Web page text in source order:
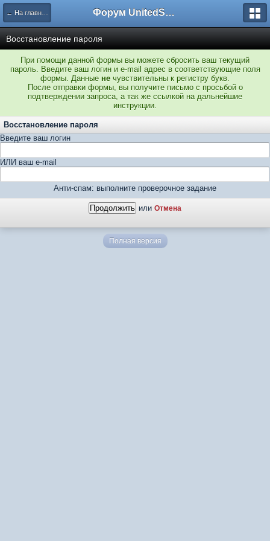
← На главную Форум UnitedSouth
Восстановление пароля
При помощи данной формы вы можете сбросить ваш текущий
пароль. Введите ваш логин и e-mail адрес в соответствующие поля
формы. Данные не чувствительны к регистру букв.
После отправки формы, вы получите письмо с просьбой о
подтверждении запроса, а так же ссылкой на дальнейшие
инструкции.
Восстановление пароля
Введите ваш логин
ИЛИ ваш e-mail
Анти-спам: выполните проверочное задание
или Отмена
Полная версия